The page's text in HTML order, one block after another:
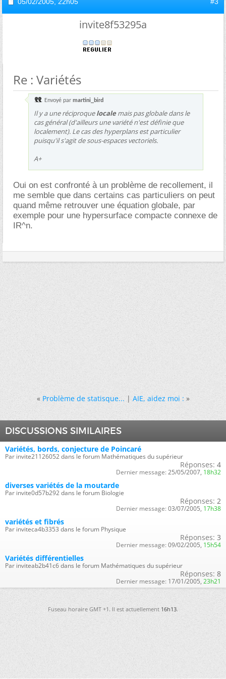
05/02/2005, 22h05 #3
invite8f53295a
Re : Variétés
Envoyé par martini_bird
Il y a une réciproquelocalemais pas globale dans le
cas général (d'ailleurs une variété n'est définie que
localement). Le cas des hyperplans est particulier
puisqu'il s'agit de sous-espaces vectoriels.
A+
Oui on est confronté à un problème de recollement, il
me semble que dans certains cas particuliers on peut
quand même retrouver une équation globale, par
exemple pour une hypersurface compacte connexe de
IR^n.
« Problème de statisque...|AIE, aidez moi : »
DISCUSSIONS SIMILAIRES
Variétés, bords, conjecture de Poincaré
Par invite21126052 dans le forum Mathématiques du supérieur
Réponses: 4
Dernier message: 25/05/2007, 18h32
diverses variétés de la moutarde
Par invite0d57b292 dans le forum Biologie
Réponses: 2
Dernier message: 03/07/2005, 17h38
variétés et fibrés
Par inviteca4b3353 dans le forum Physique
Réponses: 3
Dernier message: 09/02/2005, 15h54
Variétés différentielles
Par inviteab2b41c6 dans le forum Mathématiques du supérieur
Réponses: 8
Dernier message: 17/01/2005, 23h21
Fuseau horaire GMT +1. Il est actuellement16h13.